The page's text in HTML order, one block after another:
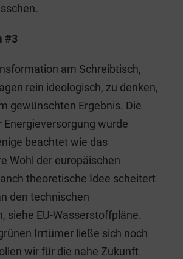
#3
am Schreibtisch,
rein ideologisch, zu denken,
gewünschten Ergebnis. Die
Energieversorgung wurde
beachtet wie das
Wohl der europäischen
theoretische Idee scheitert
den technischen
siehe EU-Wasserstoffpläne.
Irrtümer ließe sich noch
wir für die nahe Zukunft